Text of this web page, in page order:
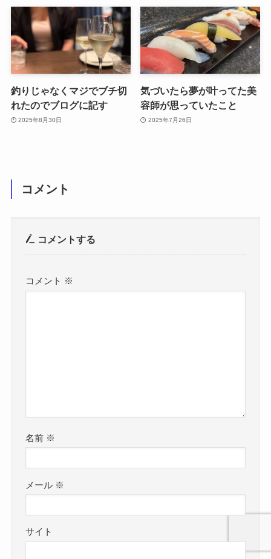
釣りじゃなくマジでブチ切
れたのでブログに記す
2025年8月30日
気づいたら夢が叶ってた美
容師が思っていたこと
2025年7月26日
コメント
コメントする
コメント ※
名前 ※
メール ※
サイト